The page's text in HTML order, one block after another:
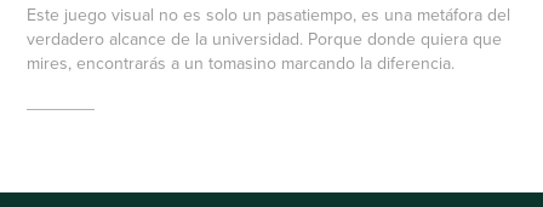
Este juego visual no es solo un pasatiempo, es una metáfora del
verdadero alcance de la universidad. Porque donde quiera que
mires, encontrarás a un tomasino marcando la diferencia.